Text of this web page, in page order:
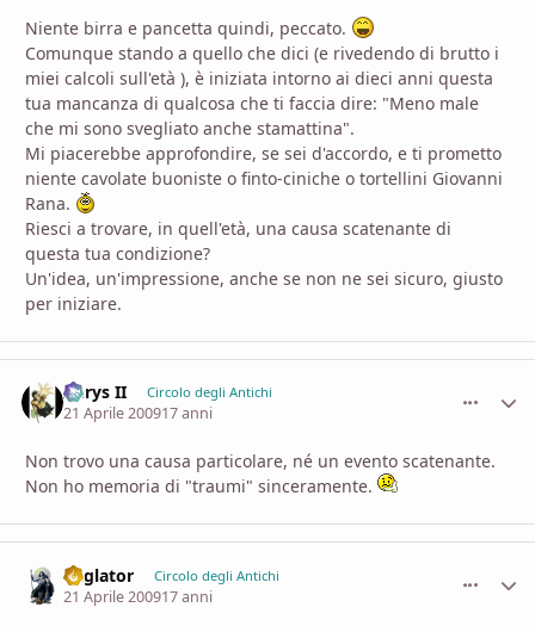
Niente birra e pancetta quindi, peccato.
Comunque stando a quello che dici (e rivedendo di brutto i
miei calcoli sull'età ), è iniziata intorno ai dieci anni questa
tua mancanza di qualcosa che ti faccia dire: "Meno male
che mi sono svegliato anche stamattina".
Mi piacerebbe approfondire, se sei d'accordo, e ti prometto
niente cavolate buoniste o finto-ciniche o tortellini Giovanni
Rana.
Riesci a trovare, in quell'età, una causa scatenante di
questa tua condizione?
Un'idea, un'impressione, anche se non ne sei sicuro, giusto
per iniziare.
Aerys II Circolo degli Antichi
21 Aprile 200917 anni
Non trovo una causa particolare, né un evento scatenante.
Non ho memoria di "traumi" sinceramente.
daglator Circolo degli Antichi
21 Aprile 200917 anni